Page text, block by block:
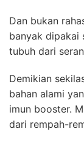
Dan bukan
banyak dipakai
tubuh dari
Demikian
bahan alami
imun booster.
dari rempah-